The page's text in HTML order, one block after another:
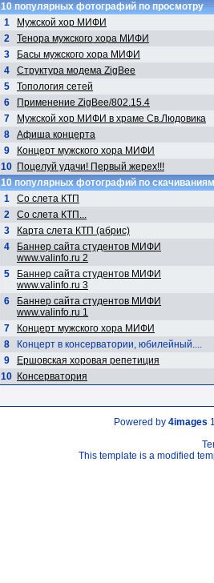
10 популярных фотографий по просмотру
1
Мужской хор МИФИ
2
Тенора мужского хора МИФИ
3
Басы мужского хора МИФИ
4
Структура модема ZigBee
5
Топология сетей
6
Применение ZigBee/802.15.4
7
Мужской хор МИФИ в храме Св.Людовика
8
Афиша концерта
9
Концерт мужского хора МИФИ
10 Поцелуй удачи! Первый жерех!!!
10 популярных фотографий по скачиваниям
1
Со слета КТП
2
Со слета КТП...
3
Карта слета КТП (абрис)
4
Баннер сайта студентов МИФИ
www.valinfo.ru 2
5
Баннер сайта студентов МИФИ
www.valinfo.ru 3
6
Баннер сайта студентов МИФИ
www.valinfo.ru 1
7
Концерт мужского хора МИФИ
8
Концерт в консерватории, юбилейный....
9
Ершовская хоровая репетиция
10 Консерватория
Powered by 4images
This template is a modified